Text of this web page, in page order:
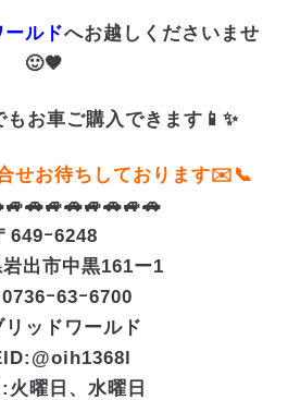
ルドへお越しくださいませ
🙂🤎
お車ご購入できます📱✨
せお待ちしております✉️📞
649ｰ6248
出市中黒161ー1
ｰ63ｰ6700
リッドワールド
@oih1368l
火曜日、水曜日